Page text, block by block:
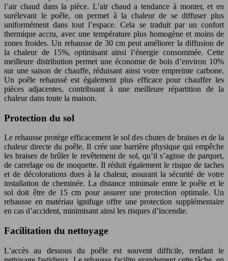
l’air chaud dans la pièce. L’air chaud a tendance à monter, et en
surélevant le poêle, on permet à la chaleur de se diffuser plus
uniformément dans tout l’espace. Cela se traduit par un confort
thermique accru, avec une température plus homogène et moins de
zones froides. Un rehausse de 30 cm peut améliorer la diffusion de
la chaleur de 15%, optimisant ainsi l’énergie consommée. Cette
meilleure distribution permet une économie de bois d’environ 10%
sur une saison de chauffe, réduisant ainsi votre empreinte carbone.
Un poêle rehaussé est également plus efficace pour chauffer les
pièces adjacentes, contribuant à une meilleure répartition de la
chaleur dans toute la maison.
Protection du sol
Le rehausse protège efficacement le sol des chutes de braises et de la
chaleur directe du poêle. Il crée une barrière physique qui empêche
les braises de brûler le revêtement de sol, qu’il s’agisse de parquet,
de carrelage ou de moquette. Il réduit également le risque de taches
et de décolorations dues à la chaleur, assurant la sécurité de votre
installation de cheminée. La distance minimale entre le poêle et le
sol doit être de 15 cm pour assurer une protection optimale. Un
rehausse en matériau ignifuge offre une protection supplémentaire
en cas d’accident, minimisant ainsi les risques d’incendie.
Facilitation du nettoyage
L’accès au dessous du poêle est souvent difficile, rendant le